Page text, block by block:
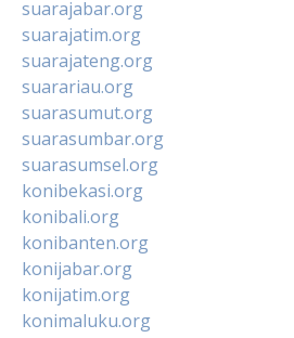
suarajabar.org
suarajatim.org
suarajateng.org
suarariau.org
suarasumut.org
suarasumbar.org
suarasumsel.org
konibekasi.org
konibali.org
konibanten.org
konijabar.org
konijatim.org
konimaluku.org